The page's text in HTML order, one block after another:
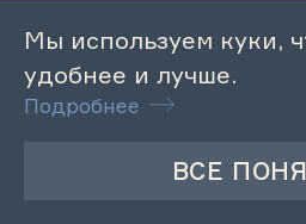
Лермонтова
Мы используем куки,
удобнее и лучше.
Подробнее